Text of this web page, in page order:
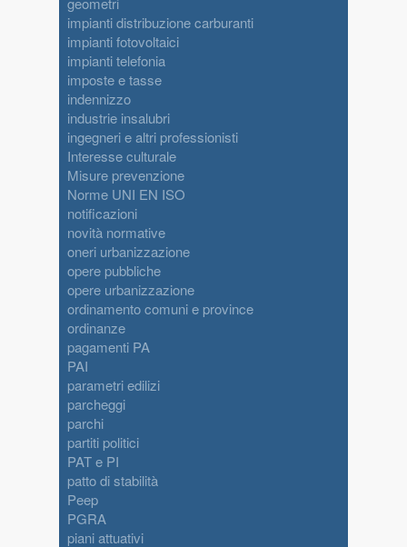
impianti distribuzione carburanti
impianti fotovoltaici
impianti telefonia
imposte e tasse
indennizzo
industrie insalubri
ingegneri e altri professionisti
Interesse culturale
Misure prevenzione
Norme UNI EN ISO
notificazioni
novità normative
oneri urbanizzazione
opere pubbliche
opere urbanizzazione
ordinamento comuni e province
ordinanze
pagamenti PA
PAI
parametri edilizi
parcheggi
parchi
partiti politici
PAT e PI
patto di stabilità
Peep
PGRA
piani attuativi